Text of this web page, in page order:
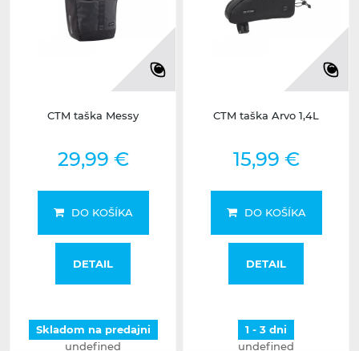
CTM taška Messy
29,99 €
DO KOŠÍKA
DETAIL
Skladom na predajni
undefined
CTM taška Arvo 1,4L
15,99 €
DO KOŠÍKA
DETAIL
1 - 3 dni
undefined